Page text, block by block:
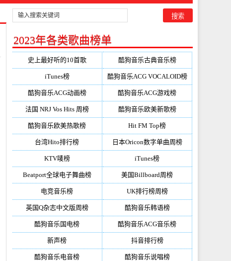
2023年各类歌曲榜单
史上最好听的10首歌 酷狗音乐古典音乐榜
iTunes榜 酷狗音乐ACG VOCALOID榜
酷狗音乐ACG动画榜 酷狗音乐ACG游戏榜
法国 NRJ Vos Hits 周榜 酷狗音乐欧美新歌榜
酷狗音乐欧美热歌榜 Hit FM Top榜
台湾Hito排行榜 日本Oricon数字单曲周榜
KTV唛榜 iTunes榜
Beatport全球电子舞曲榜 美国Billboard周榜
电竞音乐榜 UK排行榜周榜
英国Q杂志中文版周榜 酷狗音乐韩语榜
酷狗音乐国电榜 酷狗音乐ACG音乐榜
新声榜 抖音排行榜
酷狗音乐电音榜 酷狗音乐说唱榜